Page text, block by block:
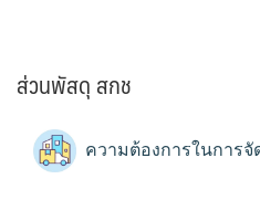
ส่วนพัสดุ สกช
ความต้องการในการ